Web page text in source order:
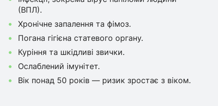
(ВПЛ).
Хронічне запалення та фімоз.
Погана гігієна статевого органу.
Куріння та шкідливі звички.
Ослаблений імунітет.
Вік понад 50 років — ризик зростає з віком.